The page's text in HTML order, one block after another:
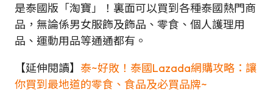
是泰國版「淘寶」！裏面可以買到各種泰國熱門商
品，無論係男女服飾及飾品、零食、個人護理用
品、運動用品等通通都有。
【延伸閱讀】 泰~好敗！泰國Lazada網購攻略：讓
你買到最地道的零食、食品及必買品牌~